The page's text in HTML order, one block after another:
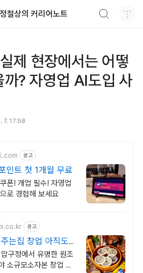
정철상의 커리어노트
제 현장에서는 어떻
까? 자영업 AI도입 사
7. 17:58
.com 광고
인트 첫 1개월 무료
폰! 개업 필수! 자영업
로 경험해 보세요
광고
는집 창업 아직도
?
구정에서 유명한 원조
소규모소자본 창업 업